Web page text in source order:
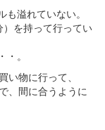
溢れていない。
を持って行ってい
。
物に行って、
、間に合うように